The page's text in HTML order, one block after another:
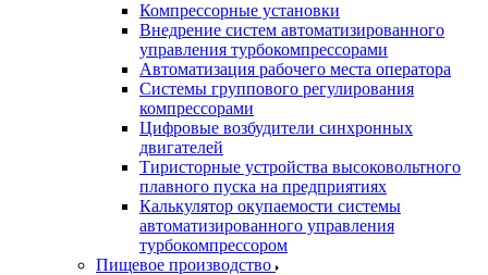
Компрессорные установки
Внедрение систем автоматизированного
управления турбокомпрессорами
Автоматизация рабочего места оператора
Системы группового регулирования
компрессорами
Цифровые возбудители синхронных
двигателей
Тиристорные устройства высоковольтного
плавного пуска на предприятиях
Калькулятор окупаемости системы
автоматизированного управления
турбокомпрессором
Пищевое производство